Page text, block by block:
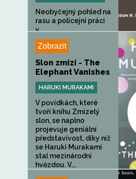
Neobyčejný pohled na
rasu a policejní práci
v...
Zobrazit
Slon zmizí - The
Elephant Vanishes
HARUKI MURAKAMI
V povídkách, které
tvoří knihu Zmizelý
slon, se naplno
projevuje geniální
představivost, díky níž
se Haruki Murakami
stal mezinárodní
hvězdou. V...